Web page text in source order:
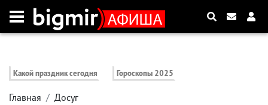
Какой праздник сегодня Гороскопы 2025
Главная Досуг